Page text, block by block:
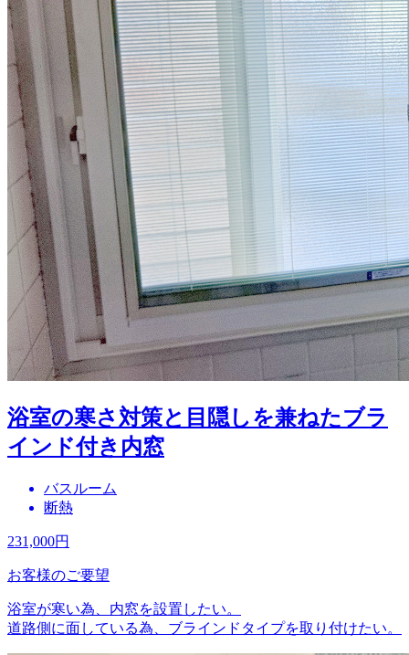
浴室の寒さ対策と目隠しを兼ねたブラ
インド付き内窓
バスルーム
断熱
231,000円
お客様のご要望
浴室が寒い為、内窓を設置したい。
道路側に面している為、ブラインドタイプを取り付けたい。